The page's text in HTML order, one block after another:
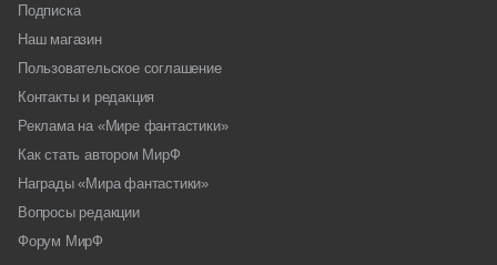
Подписка
Наш магазин
Пользовательское соглашение
Контакты и редакция
Реклама на «Мире фантастики»
Как стать автором МирФ
Награды «Мира фантастики»
Вопросы редакции
Форум МирФ